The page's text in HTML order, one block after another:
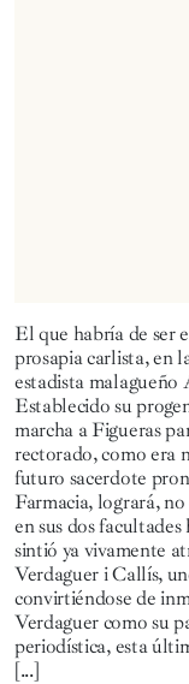
El que habría de ser
prosapia carlista, en
estadista malagueño
Establecido su
marcha a Figueras
rectorado, como era
futuro sacerdote
Farmacia, logrará,
en sus dos
sintió ya vivamente
Verdaguer i Callís,
convirtiéndose de
Verdaguer como su
periodística, esta
[...]